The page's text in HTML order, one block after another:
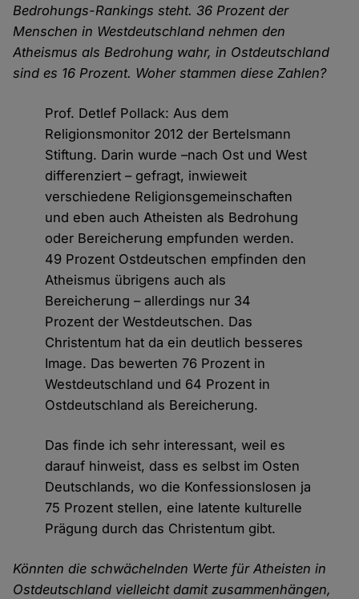
Bedrohungs-Rankings steht. 36 Prozent der
Menschen in Westdeutschland nehmen den
Atheismus als Bedrohung wahr, in Ostdeutschland
sind es 16 Prozent. Woher stammen diese Zahlen?
Prof. Detlef Pollack: Aus dem
Religionsmonitor 2012 der Bertelsmann
Stiftung. Darin wurde –nach Ost und West
differenziert – gefragt, inwieweit
verschiedene Religionsgemeinschaften
und eben auch Atheisten als Bedrohung
oder Bereicherung empfunden werden.
49 Prozent Ostdeutschen empfinden den
Atheismus übrigens auch als
Bereicherung – allerdings nur 34
Prozent der Westdeutschen. Das
Christentum hat da ein deutlich besseres
Image. Das bewerten 76 Prozent in
Westdeutschland und 64 Prozent in
Ostdeutschland als Bereicherung.
Das finde ich sehr interessant, weil es
darauf hinweist, dass es selbst im Osten
Deutschlands, wo die Konfessionslosen ja
75 Prozent stellen, eine latente kulturelle
Prägung durch das Christentum gibt.
Könnten die schwächelnden Werte für Atheisten in
Ostdeutschland vielleicht damit zusammenhängen,